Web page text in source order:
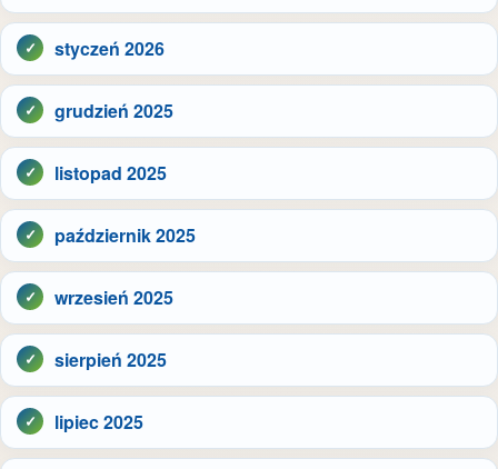
styczeń 2026
grudzień 2025
listopad 2025
październik 2025
wrzesień 2025
sierpień 2025
lipiec 2025